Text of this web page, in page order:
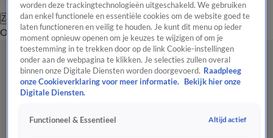
Zoeken
OverzichtRegioUitzendingenWeerTip de redactiePanelVideo's
worden deze trackingtechnologieën uitgeschakeld. We gebruiken
dan enkel functionele en essentiële cookies om de website goed te
laten functioneren en veilig te houden. Je kunt dit menu op ieder
moment opnieuw openen om je keuzes te wijzigen of om je
toestemming in te trekken door op de link Cookie-instellingen
onder aan de webpagina te klikken. Je selecties zullen overal
binnen onze Digitale Diensten worden doorgevoerd. Raadpleeg
onze Cookieverklaring voor meer informatie.
Bekijk hier onze
Digitale Diensten.
Functioneel & Essentieel Altijd actief